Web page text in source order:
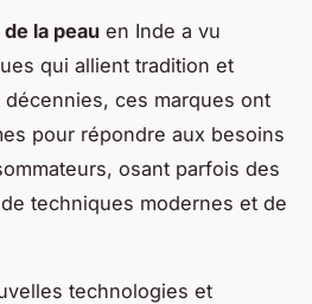
la peau en Inde a vu
qui allient tradition et
ces marques ont
pour répondre aux besoins
osant parfois des
techniques modernes et de
technologies et